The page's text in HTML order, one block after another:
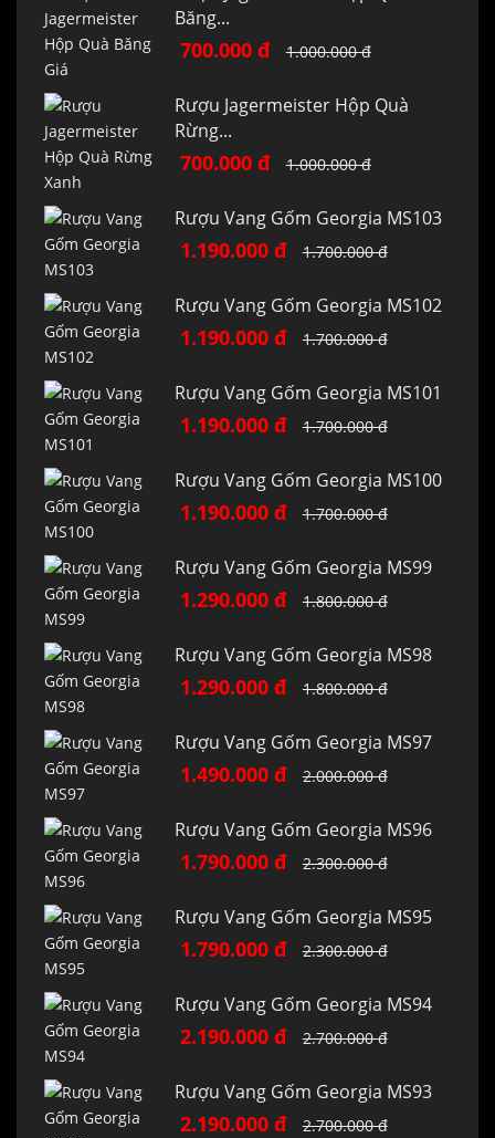
Băng...
700.000 đ 1.000.000 đ
Rượu Jagermeister Hộp Quà
Rừng...
700.000 đ 1.000.000 đ
Rượu Vang Gốm Georgia MS103
1.190.000 đ 1.700.000 đ
Rượu Vang Gốm Georgia MS102
1.190.000 đ 1.700.000 đ
Rượu Vang Gốm Georgia MS101
1.190.000 đ 1.700.000 đ
Rượu Vang Gốm Georgia MS100
1.190.000 đ 1.700.000 đ
Rượu Vang Gốm Georgia MS99
1.290.000 đ 1.800.000 đ
Rượu Vang Gốm Georgia MS98
1.290.000 đ 1.800.000 đ
Rượu Vang Gốm Georgia MS97
1.490.000 đ 2.000.000 đ
Rượu Vang Gốm Georgia MS96
1.790.000 đ 2.300.000 đ
Rượu Vang Gốm Georgia MS95
1.790.000 đ 2.300.000 đ
Rượu Vang Gốm Georgia MS94
2.190.000 đ 2.700.000 đ
Rượu Vang Gốm Georgia MS93
2.190.000 đ 2.700.000 đ